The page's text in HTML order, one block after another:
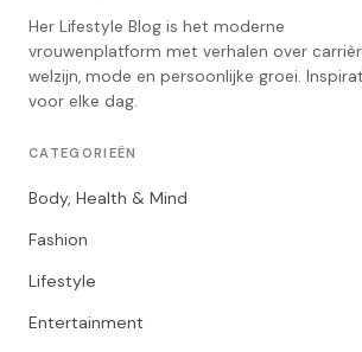
Her Lifestyle Blog is het moderne
vrouwenplatform met verhalen over
welzijn, mode en persoonlijke groei.
voor elke dag.
CATEGORIEËN
Body, Health & Mind
Fashion
Lifestyle
Entertainment